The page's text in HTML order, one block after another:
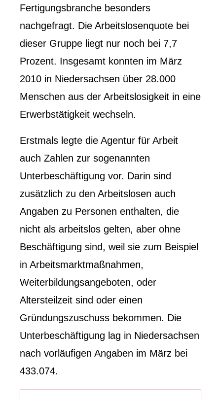
Fertigungsbranche besonders
nachgefragt. Die Arbeitslosenquote bei
dieser Gruppe liegt nur noch bei 7,7
Prozent. Insgesamt konnten im März
2010 in Niedersachsen über 28.000
Menschen aus der Arbeitslosigkeit in eine
Erwerbstätigkeit wechseln.
Erstmals legte die Agentur für Arbeit
auch Zahlen zur sogenannten
Unterbeschäftigung vor. Darin sind
zusätzlich zu den Arbeitslosen auch
Angaben zu Personen enthalten, die
nicht als arbeitslos gelten, aber ohne
Beschäftigung sind, weil sie zum Beispiel
in Arbeitsmarktmaßnahmen,
Weiterbildungsangeboten, oder
Altersteilzeit sind oder einen
Gründungszuschuss bekommen. Die
Unterbeschäftigung lag in Niedersachsen
nach vorläufigen Angaben im März bei
433.074.